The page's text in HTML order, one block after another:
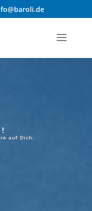
auf Dich.